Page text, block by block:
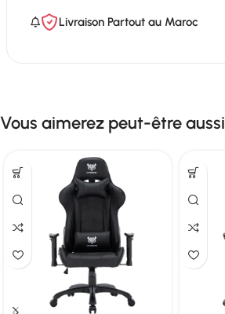
Livraison Partout au Maroc
Vous aimerez peut-être aussi